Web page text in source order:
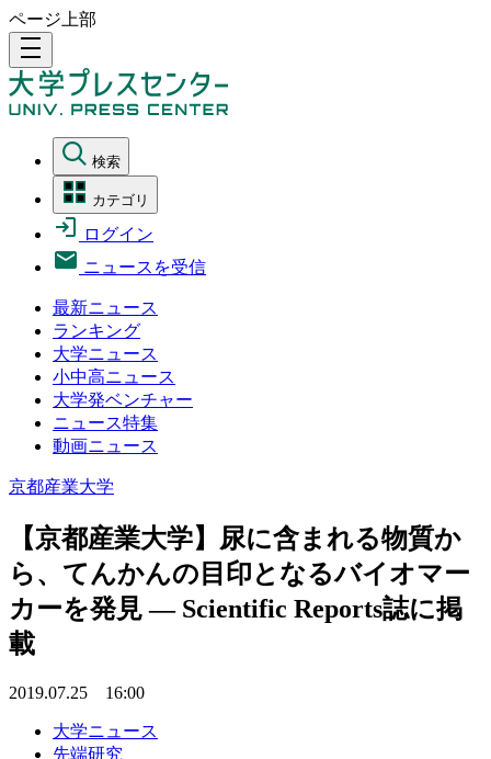
ページ上部
density_medium
検索
カテゴリ
ログイン
ニュースを受信
最新ニュース
ランキング
大学ニュース
小中高ニュース
大学発ベンチャー
ニュース特集
動画ニュース
京都産業大学
【京都産業大学】尿に含まれる物質か
ら、てんかんの目印となるバイオマー
カーを発見 — Scientific Reports誌に掲
載
2019.07.25 16:00
大学ニュース
先端研究